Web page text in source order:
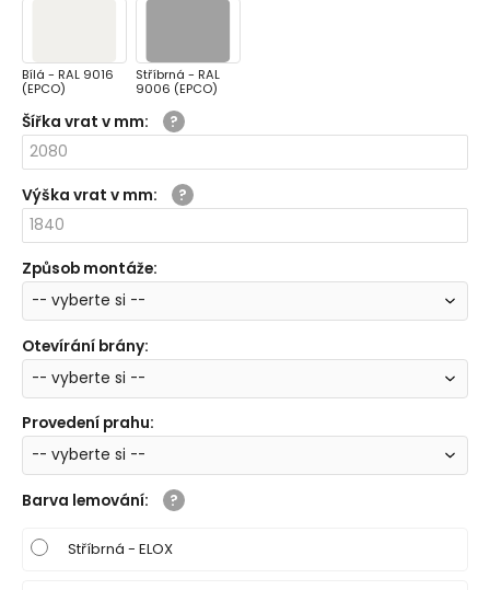
Bílá - RAL 9016
(EPCO)
Stříbrná - RAL
9006 (EPCO)
Šířka vrat v mm:
Výška vrat v mm:
Způsob montáže:
Otevírání brány:
Provedení prahu:
Barva lemování:
Stříbrná - ELOX